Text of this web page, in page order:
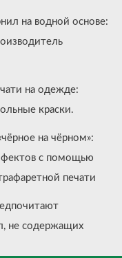
на водной основе:
на одежде:
краски.
на чёрном»:
с помощью
печати
не содержащих